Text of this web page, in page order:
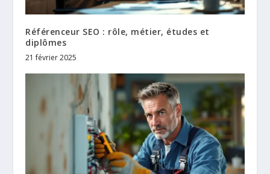
Référenceur SEO : rôle, métier, études et
diplômes
21 février 2025